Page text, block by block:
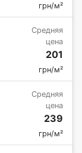
грн/м²
Средняя
цена
201
грн/м²
Средняя
цена
239
грн/м²